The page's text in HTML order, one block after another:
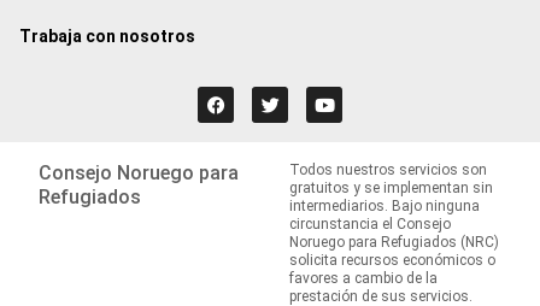
Trabaja con nosotros
Consejo Noruego para
Refugiados
Todos nuestros servicios son
gratuitos y se implementan sin
intermediarios. Bajo ninguna
circunstancia el Consejo
Noruego para Refugiados (NRC)
solicita recursos económicos o
favores a cambio de la
prestación de sus servicios.